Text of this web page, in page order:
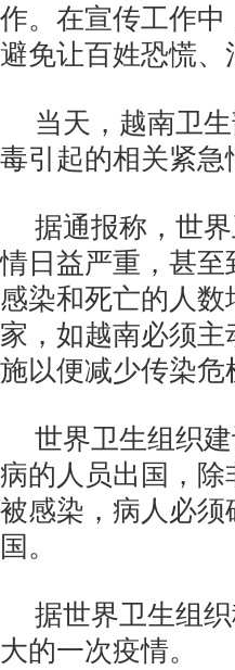
作。在宣传工作
避免让百姓恐慌、
当天，越南卫
毒引起的相关紧急
据通报称，世
情日益严重，甚
感染和死亡的人
家，如越南必须
施以便减少传染危
世界卫生组织
病的人员出国，
被感染，病人必
国。
据世界卫生组
大的一次疫情。